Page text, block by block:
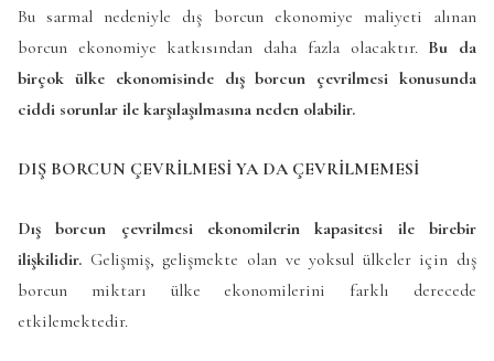
Bu sarmal nedeniyle dış borcun ekonomiye maliyeti alınan
borcun ekonomiye katkısından daha fazla olacaktır.Bu da
birçok ülke ekonomisinde dış borcun çevrilmesi konusunda
ciddi sorunlar ile karşılaşılmasına neden olabilir.
DIŞ BORCUN ÇEVRİLMESİ YA DA ÇEVRİLMEMESİ
Dış borcun çevrilmesi ekonomilerin kapasitesi ile birebir
ilişkilidir. Gelişmiş, gelişmekte olan ve yoksul ülkeler için dış
borcun miktarı ülke ekonomilerini farklı derecede
etkilemektedir.